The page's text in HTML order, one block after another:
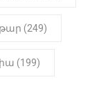
(249)
(199)